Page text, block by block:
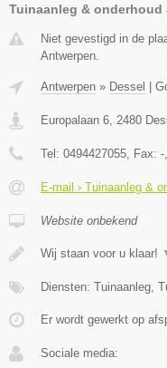
Tuinaanleg & onderhoud
Niet gevestigd in de
Antwerpen.
Antwerpen » Dessel
Europalaan 6 2480
Tel: 0494427055 , Fax: -
E-mail › Tuinaanleg &
Website onbekend
Wij staan voor u klaar!
Diensten: Tuinaanleg,
Er wordt gewerkt op
Sociale media: